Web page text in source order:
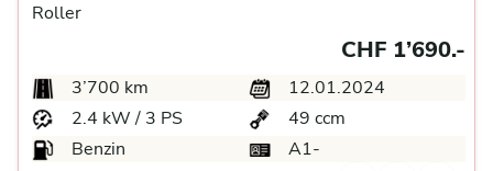
Roller
CHF 1’690.-
3’700 km
12.01.2024
2.4 kW / 3 PS
49 ccm
Benzin
A1-